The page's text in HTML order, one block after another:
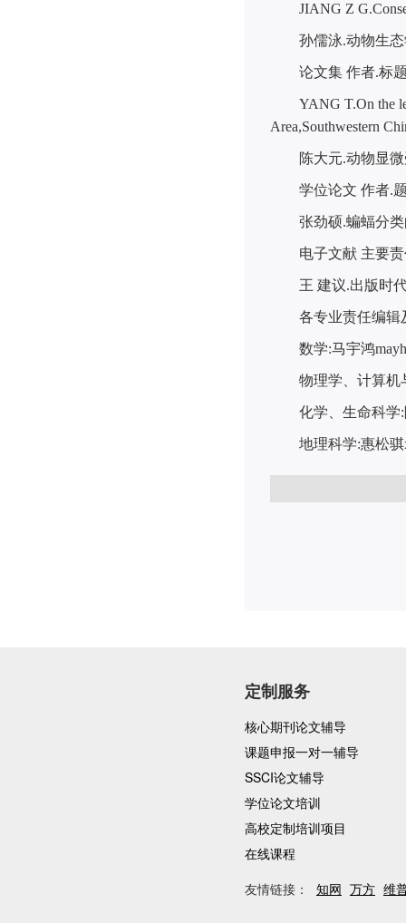
JIANG Z
孙儒泳.动物生
论文集 作者.标
YANG T.On the
Area,Southwestern
陈大元.动物显
学位论文 作者.
张劲硕.蝙蝠分
电子文献 主要
王 建议.出版时
各专业责任编辑
数学:马宇鸿
物理学、计算机
化学、生命科学:
地理科学:惠松骐
定制服务
核心期刊论文辅导
课题申报一对一辅导
SSCI论文辅导
学位论文培训
高校定制培训项目
在线课程
友情链接：
知网 万方 维